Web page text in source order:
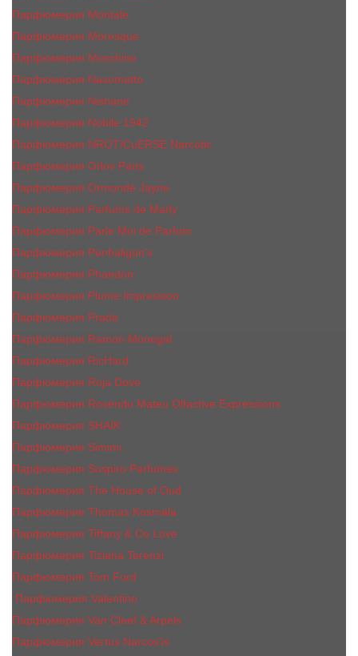
Парфюмерия Montale
Парфюмерия Moresque
Парфюмерия Moschino
Парфюмерия Nasomatto
Парфюмерия Nishane
Парфюмерия Nobile 1942
Парфюмерия NROTICuERSE Narcotic
Парфюмерия Orlov Paris
Парфюмерия Ormonde Jayne
Парфюмерия Parfums de Marly
Парфюмерия Parle Moi de Parfum
Парфюмерия Penhaligon's
Парфюмерия Phaedon
Парфюмерия Plume Impression
Парфюмерия Prada
Парфюмерия Ramon Monegal
Парфюмерия RicHard
Парфюмерия Roja Dove
Парфюмерия Rosendo Mateu Olfactive Expressions
Парфюмерия SHAIK
Парфюмерия Simimi
Парфюмерия Sospiro Perfumes
Парфюмерия The House of Oud
Парфюмерия Thomas Kosmala
Парфюмерия Tiffany & Co Love
Парфюмерия Tiziana Terenzi
Парфюмерия Tom Ford
Парфюмерия Valentino
Парфюмерия Van Cleef & Arpels
Парфюмерия Vertus Narcos'is